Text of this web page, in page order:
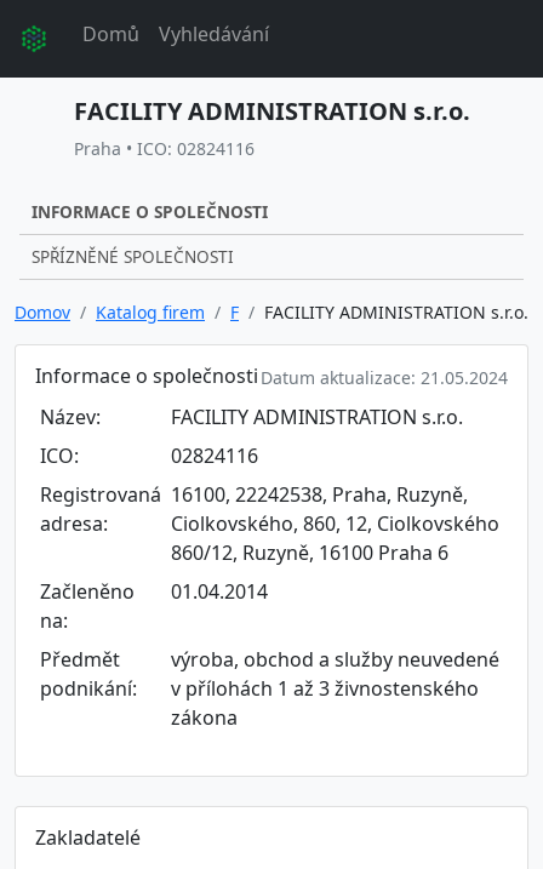
Domů Vyhledávání
FACILITY ADMINISTRATION s.r.o.
Praha • ICO: 02824116
INFORMACE O SPOLEČNOSTI
SPŘÍZNĚNÉ SPOLEČNOSTI
Domov Katalog firem F FACILITY ADMINISTRATION s.r.o.
Informace o společnosti Datum aktualizace: 21.05.2024
Název:
FACILITY ADMINISTRATION s.r.o.
ICO:
02824116
Registrovaná
adresa:
16100, 22242538, Praha, Ruzyně,
Ciolkovského, 860, 12, Ciolkovského
860/12, Ruzyně, 16100 Praha 6
Začleněno
na:
01.04.2014
Předmět
podnikání:
výroba, obchod a služby neuvedené
v přílohách 1 až 3 živnostenského
zákona
Zakladatelé